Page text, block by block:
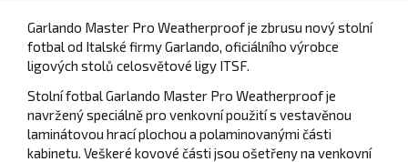
Garlando Master Pro Weatherproof je zbrusu nový stolní
fotbal od Italské firmy Garlando, oficiálního výrobce
ligových stolů celosvětové ligy ITSF.
Stolní fotbal Garlando Master Pro Weatherproof je
navržený speciálně pro venkovní použití s vestavěnou
laminátovou hrací plochou a polaminovanými části
kabinetu. Veškeré kovové části jsou ošetřeny na venkovní